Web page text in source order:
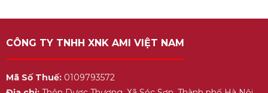
CÔNG TY TNHH XNK AMI VIỆT NAM
Mã Số Thuế:0109793572